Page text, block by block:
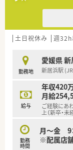
■世帯主へ
度も利用可
土日祝休み 週32h
勤務地
愛媛県
新居浜駅
給与
年収420
月給
ご経験にあ
上（新卒・未
勤務
時間
月～金 9
※配属店